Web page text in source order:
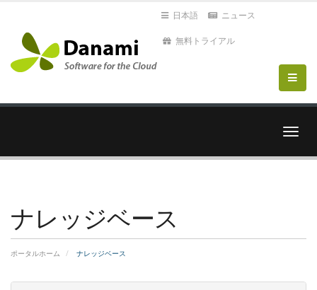
日本語 ニュース
無料トライアル
ナ
ゲ
を
替
ナレッジベース
ポータルホーム ナレッジベース